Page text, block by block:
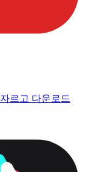
르고 다운로드